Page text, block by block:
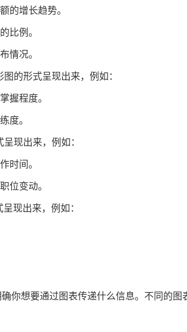
的增长趋势。
比例。
情况。
的形式呈现出来，例如：
握程度。
度。
现出来，例如：
时间。
位变动。
现出来，例如：
你想要通过图表传递什么信息。不同的图